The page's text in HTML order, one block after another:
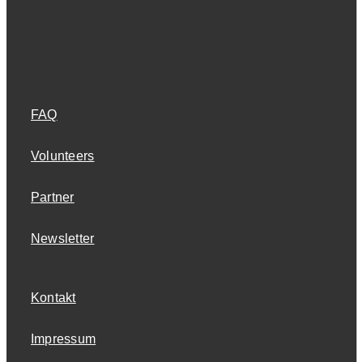
FAQ
Volunteers
Partner
Newsletter
Kontakt
Impressum